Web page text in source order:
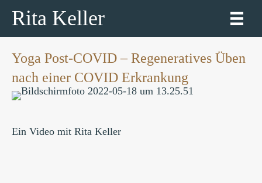
Rita Keller
Yoga Post-COVID – Regeneratives Üben
nach einer COVID Erkrankung
Ein Video mit Rita Keller